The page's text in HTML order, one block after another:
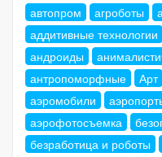
автопром
агроботы
аддитивные технологии
андроиды
антропоморфные
Арт
аэромобили
аэрофотосъемка
безработица и роботы